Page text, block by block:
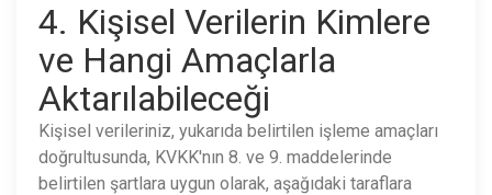
4. Kişisel Verilerin Kimlere
ve Hangi Amaçlarla
Aktarılabileceği
Kişisel verileriniz, yukarıda belirtilen işleme amaçları
doğrultusunda, KVKK'nın 8. ve 9. maddelerinde
belirtilen şartlara uygun olarak, aşağıdaki taraflara